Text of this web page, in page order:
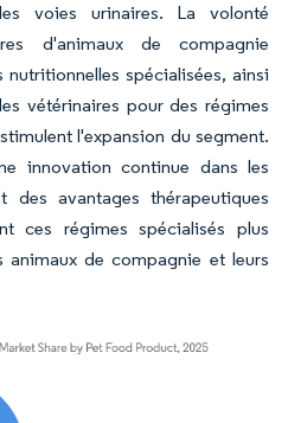
voies urinaires. La volonté
d'animaux de compagnie
spécialisées, ainsi
vétérinaires pour des régimes
l'expansion du segment.
innovation continue dans les
des avantages thérapeutiques
ces régimes spécialisés plus
de compagnie et leurs